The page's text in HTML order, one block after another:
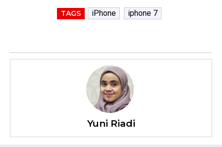
TAGS iPhone iphone 7
Yuni Riadi